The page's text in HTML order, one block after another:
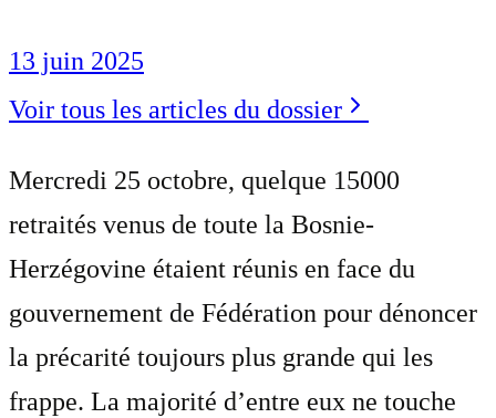
13 juin 2025
Voir tous les articles du dossier
Mercredi 25 octobre, quelque 15000
retraités venus de toute la Bosnie-
Herzégovine étaient réunis en face du
gouvernement de Fédération pour dénoncer
la précarité toujours plus grande qui les
frappe. La majorité d’entre eux ne touche